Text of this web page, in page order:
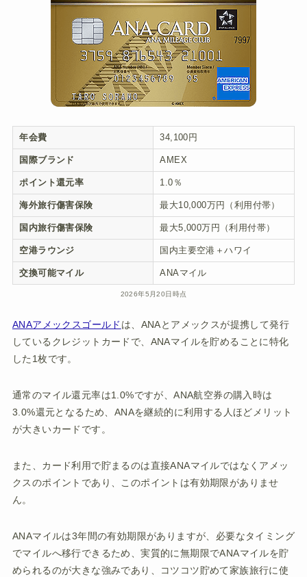
年会費 34,100円
国際ブランド AMEX
ポイント還元率 1.0％
海外旅行傷害保険 最大10,000万円（利用付帯）
国内旅行傷害保険 最大5,000万円（利用付帯）
空港ラウンジ 国内主要空港＋ハワイ
交換可能マイル ANAマイル
2026年5月20日時点
ANAアメックスゴールド は、ANAとアメックスが提携して発行
しているクレジットカードで、ANAマイルを貯めることに特化
した1枚です。
通常のマイル還元率は1.0%ですが、ANA航空券の購入時は
3.0%還元となるため、ANAを継続的に利用する人ほどメリット
が大きいカードです。
また、カード利用で貯まるのは直接ANAマイルではなくアメッ
クスのポイントであり、このポイントは有効期限がありませ
ん。
ANAマイルは3年間の有効期限がありますが、必要なタイミング
でマイルへ移行できるため、実質的に無期限でANAマイルを貯
められるのが大きな強みであり、コツコツ貯めて家族旅行に使